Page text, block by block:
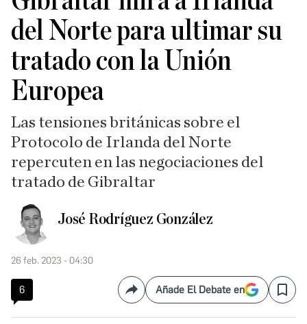
del Norte para ultimar su
tratado con la Unión
Europea
Las tensiones británicas sobre el
Protocolo de Irlanda del Norte
repercuten en las negociaciones del
tratado de Gibraltar
José Rodríguez González
26 feb. 2023 - 04:30
6 CompartirAñade El Debate en Save